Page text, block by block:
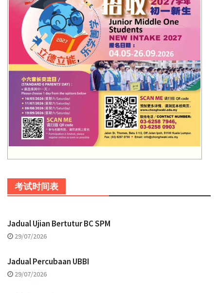
考试时间表
Jadual Ujian Bertutur BC SPM
29/07/2026
Jadual Percubaan UBBI
29/07/2026